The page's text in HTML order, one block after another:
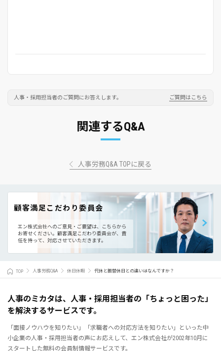
人事・採用担当者のご質問にお答えします。 ご質問はこちら
関連するQ&A
人事労務Q&A TOPに戻る
顧客満足こだわり委員会
エン株式会社へのご意見・ご要望は、こちらから
お寄せください。 顧客満足こだわり委員会が、責
任を持って、対応させていただきます。
TOP 人事労務Q&A 休日休暇 代休と振替休日との違いはなんですか？
人事のミカタは、人事・採用担当者の「ちょっと困った」
を解決するサービスです。
「面接ノウハウを知りたい」「求職者への対応方法を知りたい」といった中
小企業の人事・採用担当者の声にお応えして、エン株式会社が2002年10月に
スタートした無料の会員制情報サービスです。